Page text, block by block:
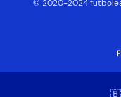
© 2020-2024